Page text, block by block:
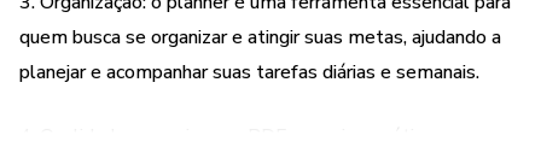
Miranda Creative Digital agradece sua compra!
quem busca se organizar e atingir suas metas, ajudando a
planejar e acompanhar suas tarefas diárias e semanais.